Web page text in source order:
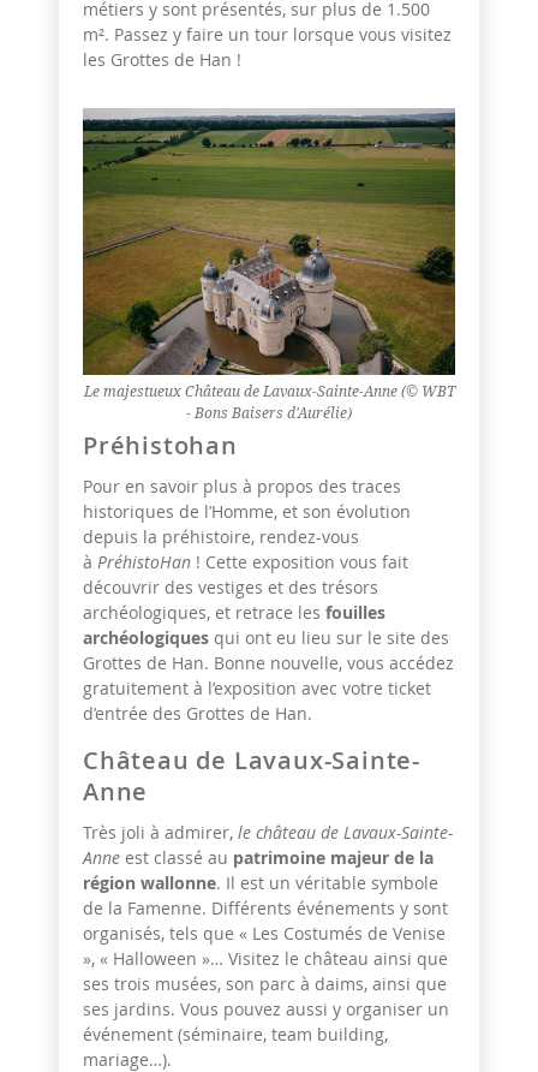
métiers y sont présentés, sur plus de 1.500
m². Passez y faire un tour lorsque vous visitez
les Grottes de Han !
Le majestueux Château de Lavaux-Sainte-Anne (© WBT
- Bons Baisers d'Aurélie)
Préhistohan
Pour en savoir plus à propos des traces
historiques de l’Homme, et son évolution
depuis la préhistoire, rendez-vous
à PréhistoHan ! Cette exposition vous fait
découvrir des vestiges et des trésors
archéologiques, et retrace les fouilles
archéologiques qui ont eu lieu sur le site des
Grottes de Han. Bonne nouvelle, vous accédez
gratuitement à l’exposition avec votre ticket
d’entrée des Grottes de Han.
Château de Lavaux-Sainte-
Anne
Très joli à admirer, le château de Lavaux-Sainte-
Anne est classé au patrimoine majeur de la
région wallonne. Il est un véritable symbole
de la Famenne. Différents événements y sont
organisés, tels que « Les Costumés de Venise
», « Halloween »… Visitez le château ainsi que
ses trois musées, son parc à daims, ainsi que
ses jardins. Vous pouvez aussi y organiser un
événement (séminaire, team building,
mariage…).